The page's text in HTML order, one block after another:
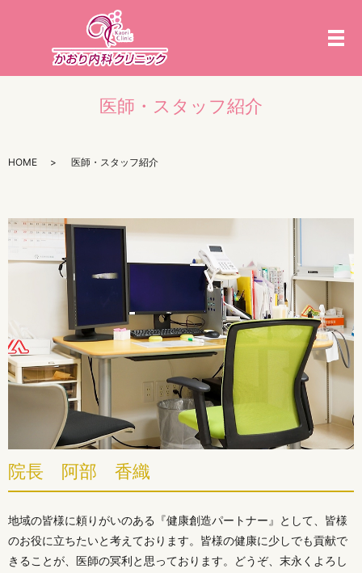
メ
医師・スタッフ紹介
HOME 医師・スタッフ紹介
院長 阿部 香織
地域の皆様に頼りがいのある『健康創造パートナー』として、皆様
のお役に立ちたいと考えております。皆様の健康に少しでも貢献で
きることが、医師の冥利と思っております。どうぞ、末永くよろし